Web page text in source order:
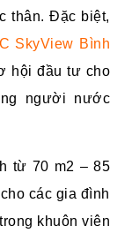
thân. Đặc biệt,
C SkyView Bình
hội đầu tư cho
người nước
từ 70 m2 – 85
các gia đình
khuôn viên